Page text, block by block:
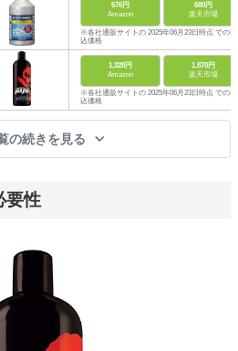
676円
Amazon
680円
楽天市場
※各社通販サイトの 2025年06月23日時点 での税
込価格
1,328円
Amazon
1,870円
楽天市場
※各社通販サイトの 2025年06月23日時点 での税
込価格
の続きを見る
要性